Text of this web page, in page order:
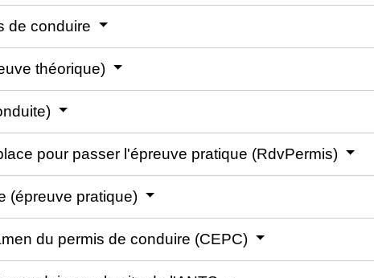
de conduire
théorique)
pour passer l'épreuve pratique (RdvPermis)
(épreuve pratique)
du permis de conduire (CEPC)